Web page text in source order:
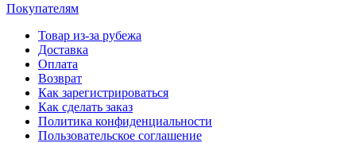
Покупателям
Товар из-за рубежа
Доставка
Оплата
Возврат
Как зарегистрироваться
Как сделать заказ
Политика конфиденциальности
Пользовательское соглашение